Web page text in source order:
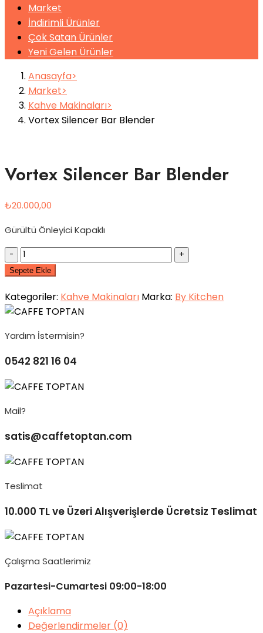
Market
İndirimli Ürünler
Çok Satan Ürünler
Yeni Gelen Ürünler
Anasayfa
Market
Kahve Makinaları
Vortex Silencer Bar Blender
Vortex Silencer Bar Blender
₺20.000,00
Gürültü Önleyici Kapaklı
Quantity
Sepete Ekle
Kategoriler: Kahve Makinaları Marka: By Kitchen
Yardım İstermisin?
0542 821 16 04
Mail?
satis@caffetoptan.com
Teslimat
10.000 TL ve Üzeri Alışverişlerde Ücretsiz Teslimat
Çalışma Saatlerimiz
Pazartesi-Cumartesi 09:00-18:00
Açıklama
Değerlendirmeler (0)